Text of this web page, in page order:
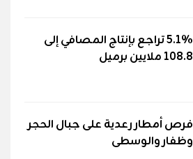
5.1% تراجع بإنتاج المصافي إلى
108.8 ملايين برميل
فرص أمطار رعدية على جبال الحجر
وظفار والوسطى